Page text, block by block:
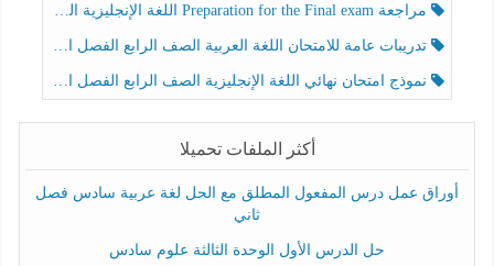
مراجعة Preparation for the Final exam اللغة الإنجليزية الصف الرابع الفصل الثالث
تدريبات عامة للامتحان اللغة العربية الصف الرابع الفصل الثالث
نموذج امتحان نهائي اللغة الإنجليزية الصف الرابع الفصل الثالث
أكثر الملفات تحميلا
أوراق عمل درس المفعول المطلق مع الحل لغة عربية سادس فصل
ثاني
حل الدرس الأول الوحدة الثالثة علوم سادس